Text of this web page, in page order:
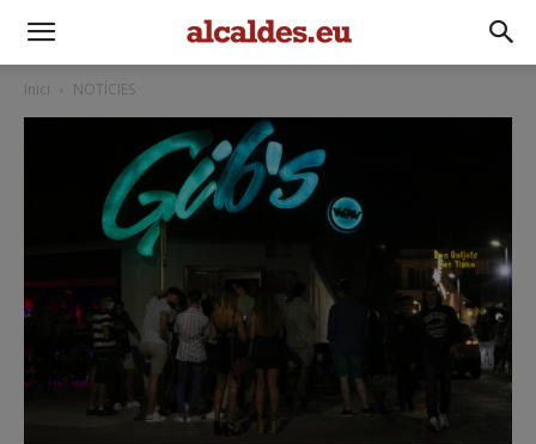
Inici NOTÍCIES